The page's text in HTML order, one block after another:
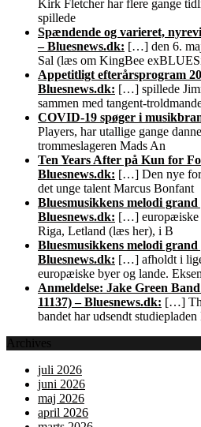
Kirk Fletcher har flere gange
spillede
Spændende og varieret,
– Bluesnews.dk: […] den 6.
Sal (læs om KingBee
Appetitligt efterårsprogram
Bluesnews.dk: […] spillede
sammen med tangent-
COVID-19 spøger i
Players, har utallige gange
trommeslageren Mads An
Ten Years After på Kun for
Bluesnews.dk: […] Den nye
det unge talent Marcus Bonfant
Bluesmusikkens melodi
Bluesnews.dk: […] europæiske
Riga, Letland (læs her), i B
Bluesmusikkens melodi
Bluesnews.dk: […] afholdt i
europæiske byer og lande.
Anmeldelse: Jake Green
11137) – Bluesnews.dk: […]
bandet har udsendt
Archives
juli 2026
juni 2026
maj 2026
april 2026